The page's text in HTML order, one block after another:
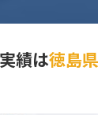
績は徳島